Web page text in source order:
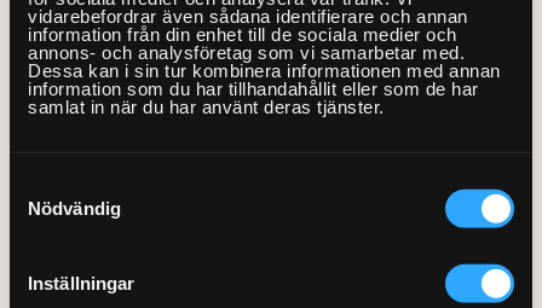
vidarebefordrar även sådana identifierare och annan
information från din enhet till de sociala medier och
annons- och analysföretag som vi samarbetar med.
Dessa kan i sin tur kombinera informationen med annan
information som du har tillhandahållit eller som de har
samlat in när du har använt deras tjänster.
Nödvändig
Inställningar
Krokar, stänger och spjut som gör det enkelt att
organisera alla kökredskap och tillbehör.
Ett utfällbart bord – perfekt i ett kök med lite mindre
plats.
Stringhyllor för arbetsplatsen
För arbetsplatsen kan du anpassa ditt stringhylls-system efter